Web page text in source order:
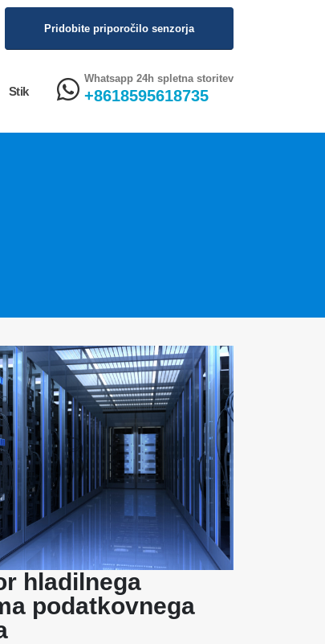
Pridobite priporočilo senzorja
Stik
Whatsapp 24h spletna storitev
+8618595618735
hladilnega
podatkovnega